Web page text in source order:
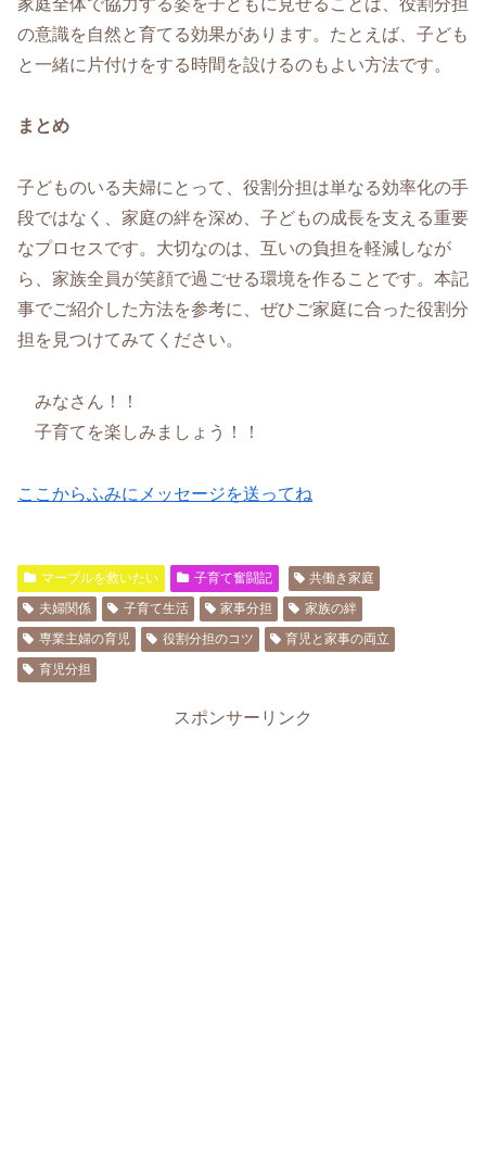
の意識を自然と育てる効果があります。たとえば、子ども
と一緒に片付けをする時間を設けるのもよい方法です。
まとめ
子どものいる夫婦にとって、役割分担は単なる効率化の手
段ではなく、家庭の絆を深め、子どもの成長を支える重要
なプロセスです。大切なのは、互いの負担を軽減しなが
ら、家族全員が笑顔で過ごせる環境を作ることです。本記
事でご紹介した方法を参考に、ぜひご家庭に合った役割分
担を見つけてみてください。
みなさん！！
子育てを楽しみましょう！！
ここからふみにメッセージを送ってね
マーブルを救いたい 子育て奮闘記
共働き家庭
夫婦関係
子育て生活 家事分担
家族の絆
専業主婦の育児
役割分担のコツ
育児と家事の両立
育児分担
スポンサーリンク